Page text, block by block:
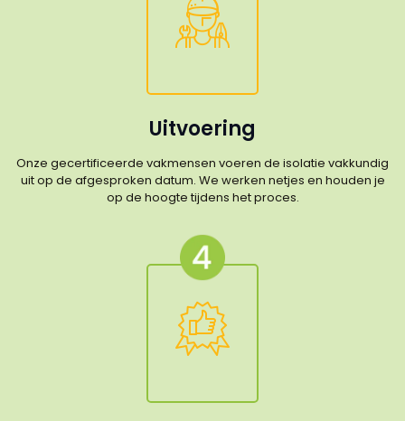
Uitvoering
Onze gecertificeerde vakmensen voeren de isolatie vakkundig
uit op de afgesproken datum. We werken netjes en houden je
op de hoogte tijdens het proces.